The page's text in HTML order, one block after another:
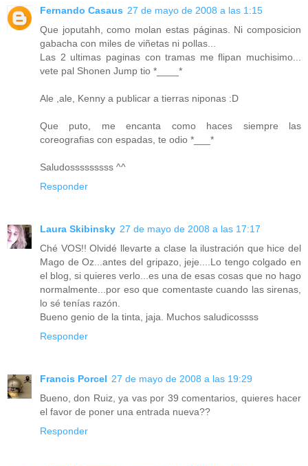
Fernando Casaus 27 de mayo de 2008 a las 1:15
Que joputahh, como molan estas páginas. Ni composicion
gabacha con miles de viñetas ni pollas...
Las 2 ultimas paginas con tramas me flipan muchisimo...
vete pal Shonen Jump tio *____*
Ale ,ale, Kenny a publicar a tierras niponas :D
Que puto, me encanta como haces siempre las
coreografias con espadas, te odio *___*
Saludosssssssss ^^
Responder
Laura Skibinsky 27 de mayo de 2008 a las 17:17
Ché VOS!! Olvidé llevarte a clase la ilustración que hice del
Mago de Oz...antes del gripazo, jeje....Lo tengo colgado en
el blog, si quieres verlo...es una de esas cosas que no hago
normalmente...por eso que comentaste cuando las sirenas,
lo sé tenías razón.
Bueno genio de la tinta, jaja. Muchos saludicossss
Responder
Francis Porcel 27 de mayo de 2008 a las 19:29
Bueno, don Ruiz, ya vas por 39 comentarios, quieres hacer
el favor de poner una entrada nueva??
Responder